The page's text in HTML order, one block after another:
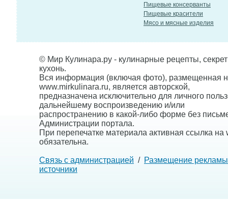
Пищевые консерванты
Пищевые красители
Мясо и мясные изделия
© Мир Кулинара.ру - кулинарные рецепты,
кухонь.
Вся информация (включая фото), размещенная
www.mirkulinara.ru, является авторской,
предназначена исключительно для личного
дальнейшему воспроизведению и/или
распространению в какой-либо форме без
Администрации портала.
При перепечатке материала активная ссылка на
обязательна.
Связь с администрацией / Размещение рекламы
источники